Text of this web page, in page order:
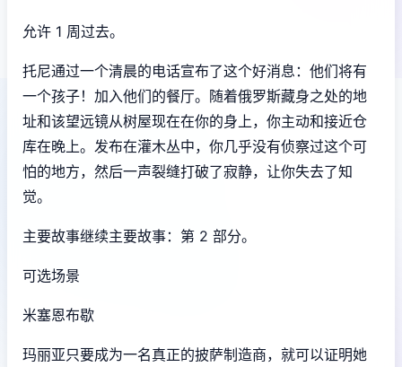
允许 1 周过去。
托尼通过一个清晨的电话宣布了这个好消息：他们将有
一个孩子！加入他们的餐厅。随着俄罗斯藏身之处的地
址和该望远镜从树屋现在在你的身上，你主动和接近仓
库在晚上。发布在灌木丛中，你几乎没有侦察过这个可
怕的地方，然后一声裂缝打破了寂静，让你失去了知
觉。
主要故事继续主要故事：第 2 部分。
可选场景
米塞恩布歇
玛丽亚只要成为一名真正的披萨制造商，就可以证明她